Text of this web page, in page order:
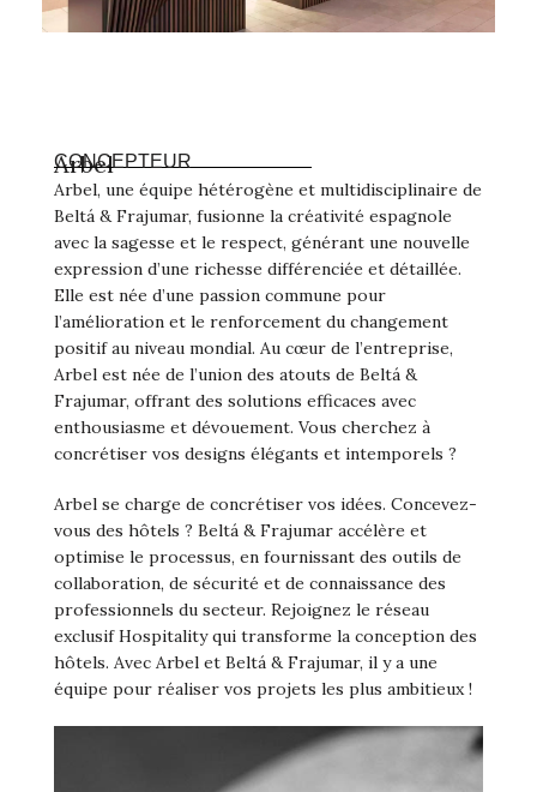
Arbel
CONCEPTEUR
Arbel, une équipe hétérogène et multidisciplinaire de
Beltá & Frajumar, fusionne la créativité espagnole
avec la sagesse et le respect, générant une nouvelle
expression d’une richesse différenciée et détaillée.
Elle est née d’une passion commune pour
l’amélioration et le renforcement du changement
positif au niveau mondial. Au cœur de l’entreprise,
Arbel est née de l’union des atouts de Beltá &
Frajumar, offrant des solutions efficaces avec
enthousiasme et dévouement. Vous cherchez à
concrétiser vos designs élégants et intemporels ?
Arbel se charge de concrétiser vos idées. Concevez-
vous des hôtels ? Beltá & Frajumar accélère et
optimise le processus, en fournissant des outils de
collaboration, de sécurité et de connaissance des
professionnels du secteur. Rejoignez le réseau
exclusif Hospitality qui transforme la conception des
hôtels. Avec Arbel et Beltá & Frajumar, il y a une
équipe pour réaliser vos projets les plus ambitieux !